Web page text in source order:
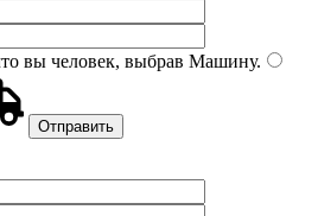
вы человек, выбрав Машину.